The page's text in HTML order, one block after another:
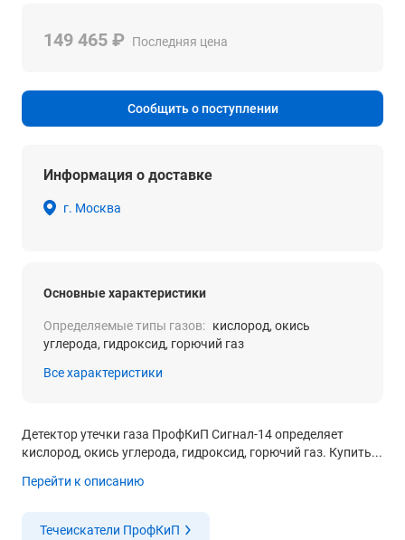
149 465 ₽ Последняя цена
Сообщить о поступлении
Информация о доставке
г. Москва
Основные характеристики
Определяемые типы газов: кислород, окись
углерода, гидроксид, горючий газ
Все характеристики
Детектор утечки газа ПрофКиП Сигнал-14 определяет
кислород, окись углерода, гидроксид, горючий газ. Купить...
Перейти к описанию
Течеискатели ПрофКиП